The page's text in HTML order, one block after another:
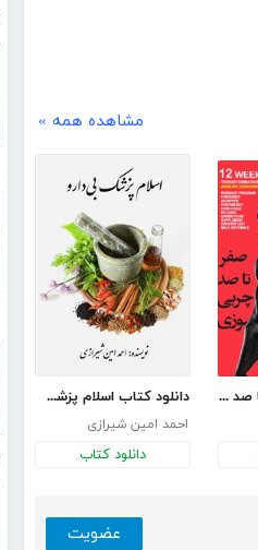
مشاهده همه »
دانلود کتاب صفر تا صد چربی سوزی در 12 هفته دانلود کتاب اسلام پزشک بی‌دارو
احمد امین شیرازی
دانلود کتاب
عضویت